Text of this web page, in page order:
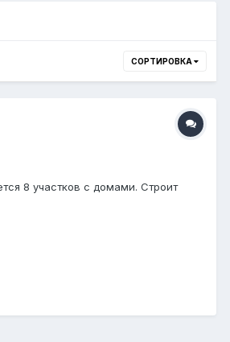
СОРТИРОВКА
8 участков с домами. Строит